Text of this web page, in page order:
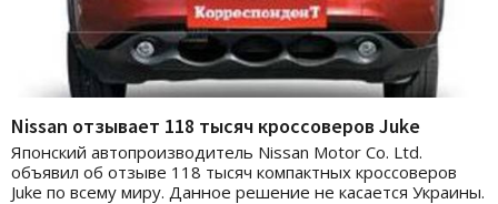
Nissan отзывает 118 тысяч кроссоверов Juke
Японский автопроизводитель Nissan Motor Co. Ltd.
объявил об отзыве 118 тысяч компактных кроссоверов
Juke по всему миру. Данное решение не касается Украины.